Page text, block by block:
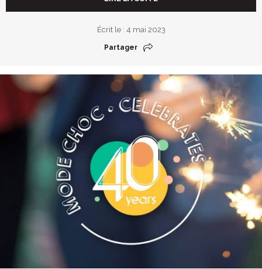
Écrit le : 4 mai 2023
Partager